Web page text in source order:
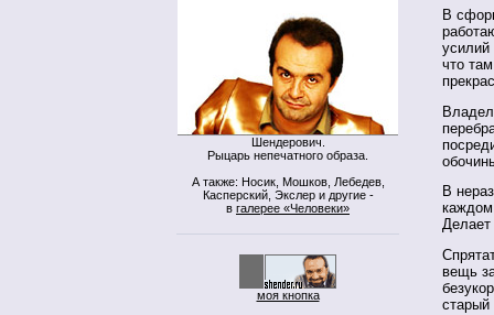
Шендерович.
Рыцарь непечатного образа.
А также: Носик, Мошков, Лебедев,
Касперский, Экслер и другие -
в галерее «Человеки»
моя кнопка
В
усилий
что
В
каждом
Делает
вещь
старый